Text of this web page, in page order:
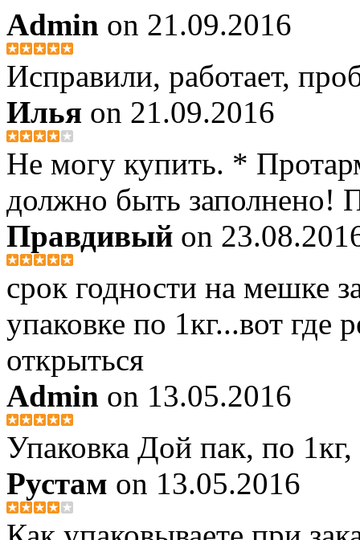
Admin on 21.09.2016
Исправили, работает,
Илья on 21.09.2016
Не могу купить. *
должно быть заполнено!
Правдивый on
срок годности на мешке
упаковке по 1кг...вот где
открыться
Admin on 13.05.2016
Упаковка Дой пак, по
Рустам on 13.05.2016